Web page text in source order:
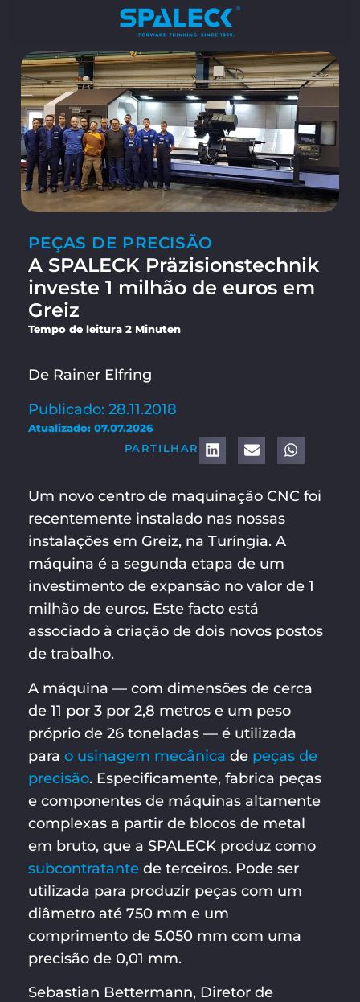
PEÇAS DE PRECISÃO
A SPALECK Präzisionstechnik
investe 1 milhão de euros em
Greiz
Tempo de leitura 2 Minuten
De Rainer Elfring
Publicado: 28.11.2018
Atualizado: 07.07.2026
PARTILHAR
Um novo centro de maquinação CNC foi
recentemente instalado nas nossas
instalações em Greiz, na Turíngia. A
máquina é a segunda etapa de um
investimento de expansão no valor de 1
milhão de euros. Este facto está
associado à criação de dois novos postos
de trabalho.
A máquina — com dimensões de cerca
de 11 por 3 por 2,8 metros e um peso
próprio de 26 toneladas — é utilizada
para o usinagem mecânica de peças de
precisão. Especificamente, fabrica peças
e componentes de máquinas altamente
complexas a partir de blocos de metal
em bruto, que a SPALECK produz como
subcontratantede terceiros. Pode ser
utilizada para produzir peças com um
diâmetro até 750 mm e um
comprimento de 5.050 mm com uma
precisão de 0,01 mm.
Sebastian Bettermann, Diretor de